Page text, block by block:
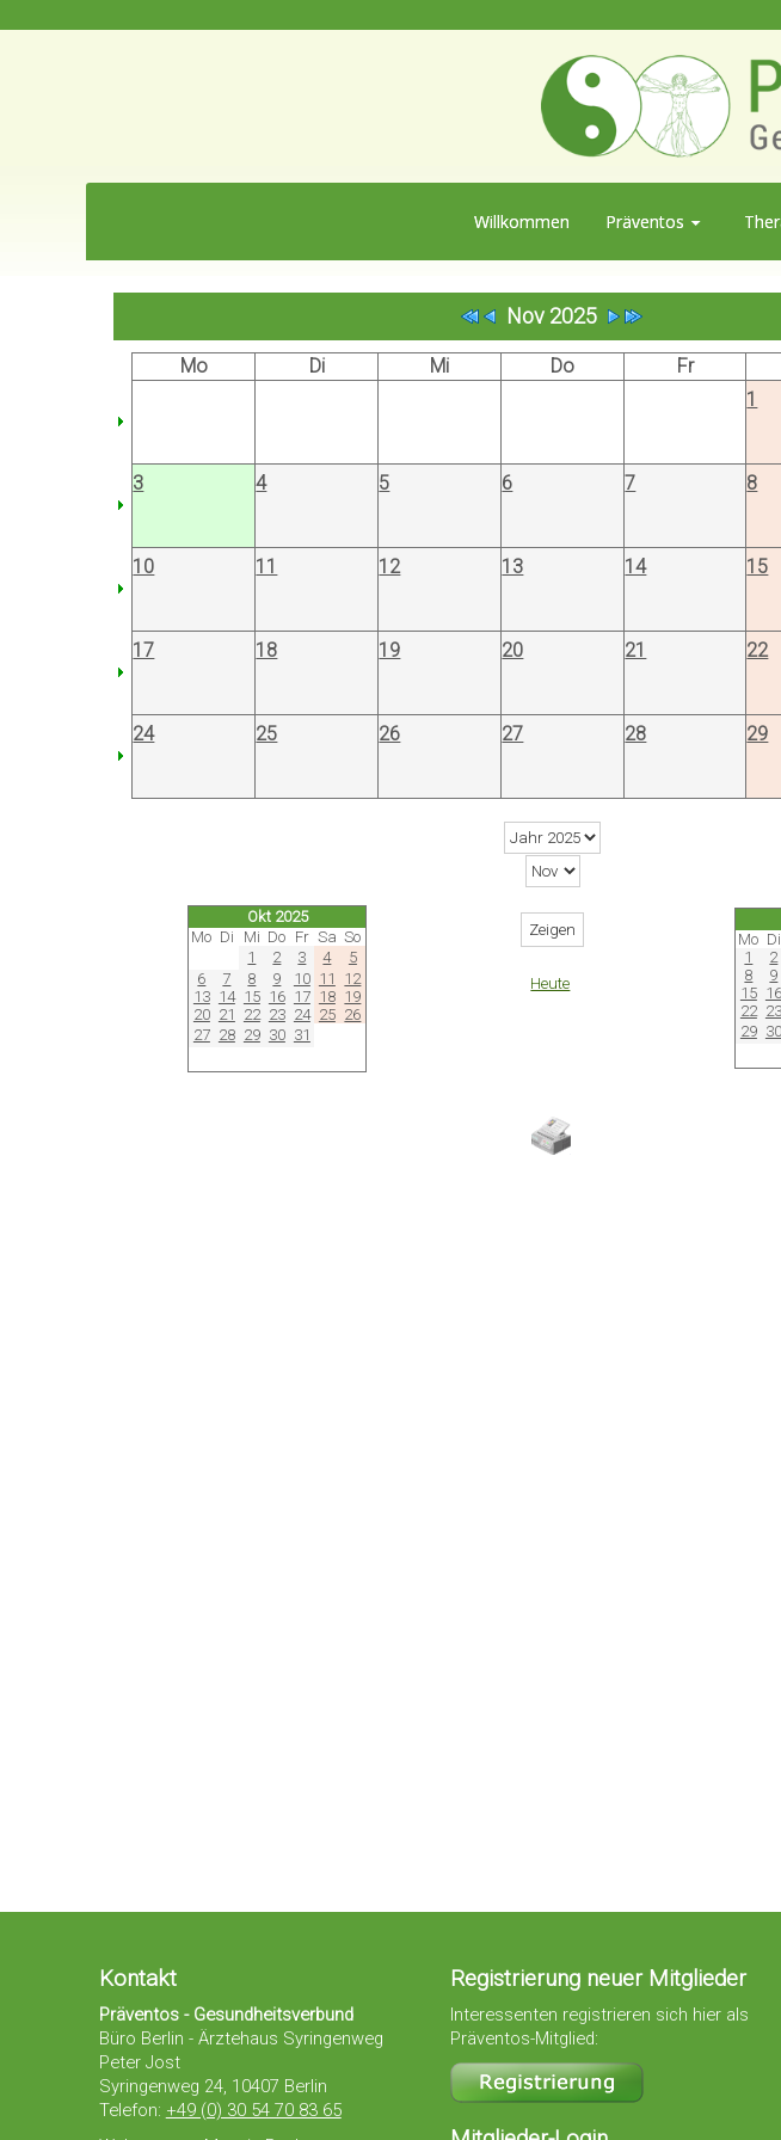
Willkommen Präventos
Nov 2025
Mo Di Mi Do Fr
1
3 4 5 6 7 8
10 11 12 13 14 15
17 18 19 20 21 22
24 25 26 27 28 29
Okt 2025
Mo Di Mi Do Fr Sa So
1
2 3 4
5
6
7 8 9 10 11
12
13 14 15 16 17 18 19
20 21 22 23 24 25 26
27 28 29 30 31
Heute
Mo Di
1
2
8
9
15 16
22 23
29 30
Kontakt
Präventos - Gesundheitsverbund
Büro Berlin - Ärztehaus Syringenweg
Peter Jost
Syringenweg 24, 10407 Berlin
Telefon: +49 (0) 30 54 70 83 65
Registrierung neuer Mitglieder
Interessenten registrieren sich hier als
Präventos-Mitglied: